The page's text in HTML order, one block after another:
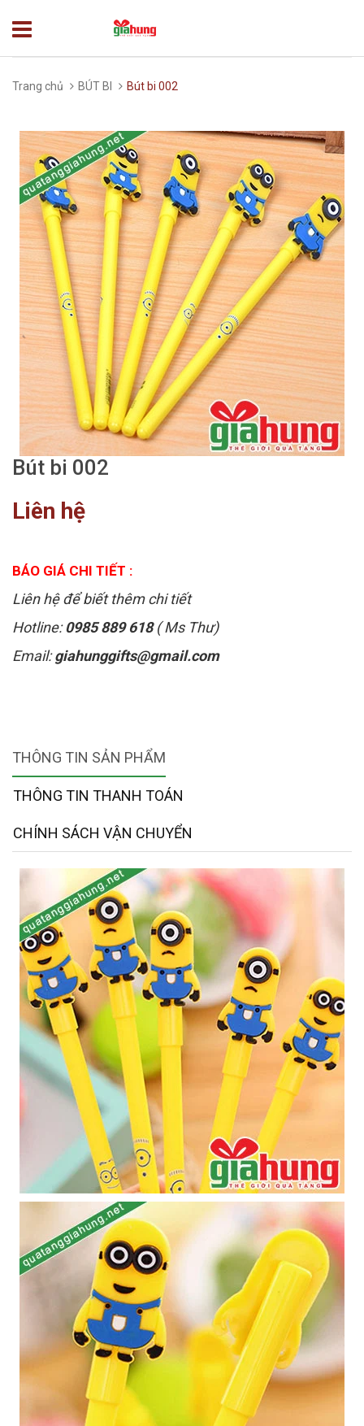
Trang chủ BÚT BI Bút bi 002
Bút bi 002
Liên hệ
BÁO GIÁ CHI TIẾT :
Liên hệ để biết thêm chi tiết
Hotline:0985 889 618( Ms Thư)
Email:giahunggifts@gmail.com
THÔNG TIN SẢN PHẨM
THÔNG TIN THANH TOÁN
CHÍNH SÁCH VẬN CHUYỂN